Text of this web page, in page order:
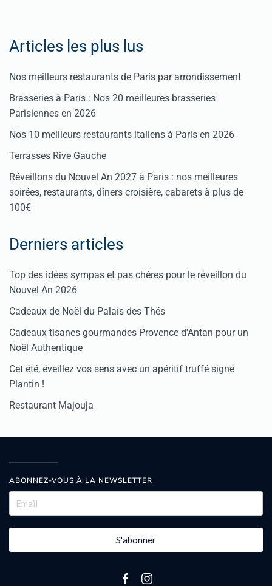
Articles les plus lus
Nos meilleurs restaurants de Paris par arrondissement
Brasseries à Paris : Nos 20 meilleures brasseries
Parisiennes en 2026
Nos 10 meilleurs restaurants italiens à Paris en 2026
Terrasses Rive Gauche
Réveillons du Nouvel An 2027 à Paris : nos meilleures
soirées, restaurants, dîners croisière, cabarets à plus de
100€
Derniers articles
Top des idées sympas et pas chères pour le réveillon du
Nouvel An 2026
Cadeaux de Noël du Palais des Thés
Cadeaux tisanes gourmandes Provence d'Antan pour un
Noël Authentique
Cet été, éveillez vos sens avec un apéritif truffé signé
Plantin !
Restaurant Majouja
ABONNEZ-VOUS À LA NEWSLETTER
S'abonner